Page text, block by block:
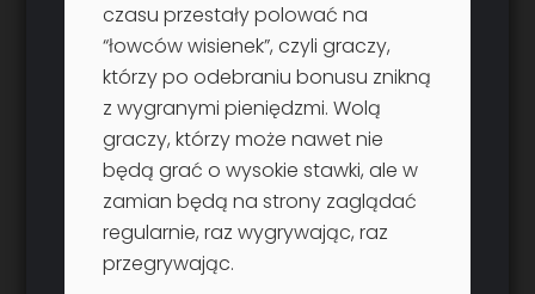
czasu przestały polować na
“łowców wisienek”, czyli graczy,
którzy po odebraniu bonusu znikną
z wygranymi pieniędzmi. Wolą
graczy, którzy może nawet nie
będą grać o wysokie stawki, ale w
zamian będą na strony zaglądać
regularnie, raz wygrywając, raz
przegrywając.